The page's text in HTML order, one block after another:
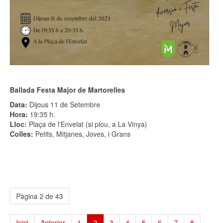
Ballada Festa Major de Martorelles
Data: Dijous 11 de Setembre
Hora: 19:35 h.
Lloc: Plaça de l'Envelat (si plou, a La Vinya)
Colles: Petits, Mitjanes, Joves, i Grans
Pàgina 2 de 43